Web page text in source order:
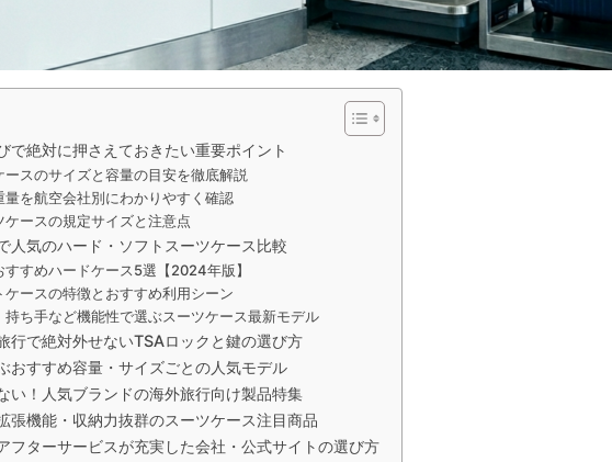
で絶対に押さえておきたい重要ポイント
スのサイズと容量の目安を徹底解説
を航空会社別にわかりやすく確認
ースの規定サイズと注意点
人気のハード・ソフトスーツケース比較
すめハードケース5選【2024年版】
ースの特徴とおすすめ利用シーン
ち手など機能性で選ぶスーツケース最新モデル
行で絶対外せないTSAロックと鍵の選び方
おすすめ容量・サイズごとの人気モデル
い！人気ブランドの海外旅行向け製品特集
張機能・収納力抜群のスーツケース注目商品
フターサービスが充実した会社・公式サイトの選び方